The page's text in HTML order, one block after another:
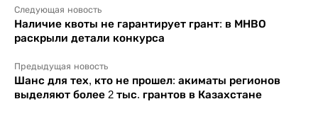
Следующая новость
Наличие квоты не гарантирует грант: в МНВО
раскрыли детали конкурса
Предыдущая новость
Шанс для тех, кто не прошел: акиматы регионов
выделяют более 2 тыс. грантов в Казахстане